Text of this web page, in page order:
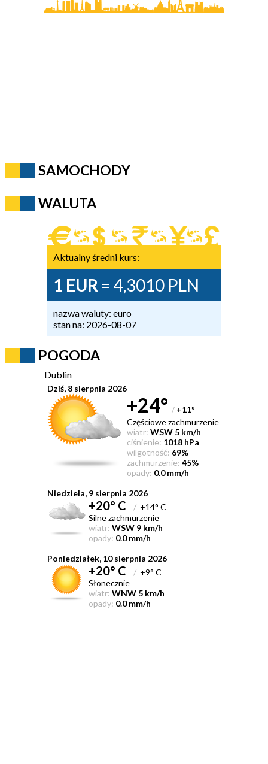
SAMOCHODY
WALUTA
Aktualny średni kurs:
1 EUR = 4,3010 PLN
nazwa waluty: euro
stan na: 2026-08-07
POGODA
Dublin
Dziś, 8 sierpnia 2026
+24° / +11°
Częściowe zachmurzenie
wiatr: WSW 5 km/h
ciśnienie: 1018 hPa
wilgotność: 69%
zachmurzenie: 45%
opady: 0.0 mm/h
Niedziela, 9 sierpnia 2026
+20° C /+14° C
Silne zachmurzenie
wiatr: WSW 9 km/h
opady: 0.0 mm/h
Poniedziałek, 10 sierpnia 2026
+20° C /+9° C
Słonecznie
wiatr: WNW 5 km/h
opady: 0.0 mm/h